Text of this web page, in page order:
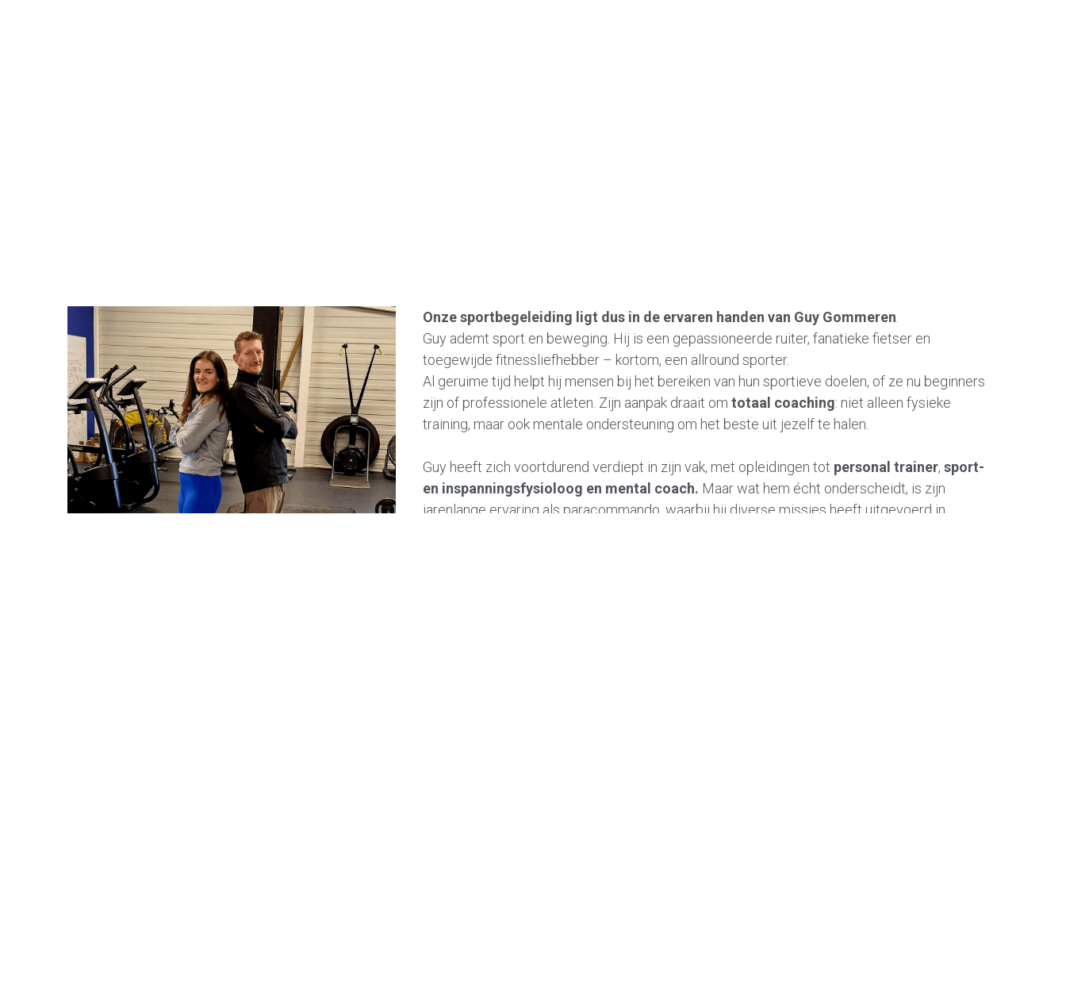
Onze sportbegeleiding ligt dus in de ervaren handen van Guy Gommeren
Guy ademt sport en beweging. Hij is een gepassioneerde ruiter, fanatieke fietser en
toegewijde fitnessliefhebber – kortom, een allround sporter.
Al geruime tijd helpt hij mensen bij het bereiken van hun sportieve doelen, of ze nu beginners
zijn of professionele atleten. Zijn aanpak draait om totaal coaching: niet alleen fysieke
training, maar ook mentale ondersteuning om het beste uit jezelf te halen.
Guy heeft zich voortdurend verdiept in zijn vak, met opleidingen tot personal trainer, sport-
en inspanningsfysioloog en mental coach. Maar wat hem écht onderscheidt, is zijn